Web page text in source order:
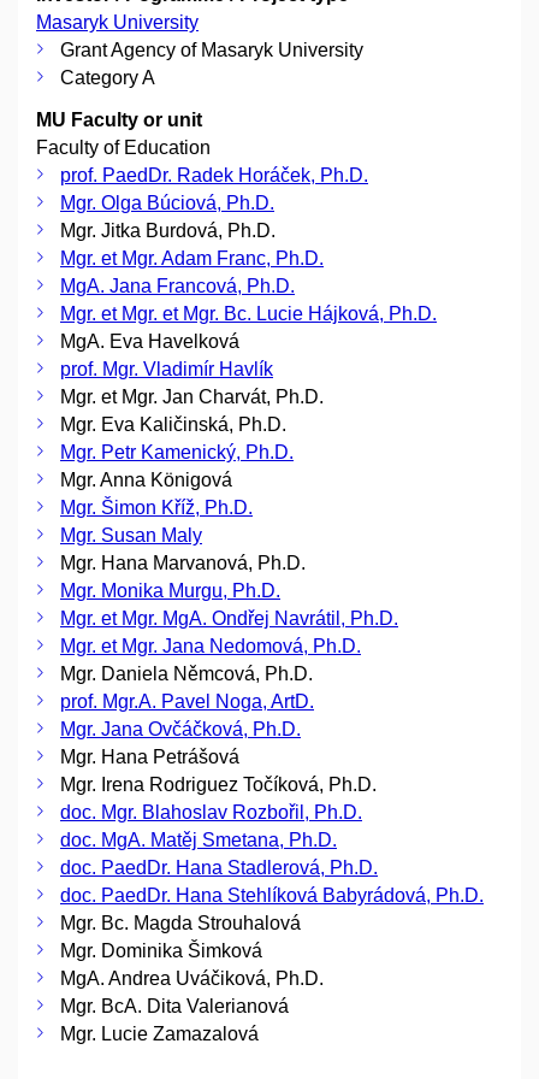
Masaryk University
Grant Agency of Masaryk University
Category A
MU Faculty or unit
Faculty of Education
prof. PaedDr. Radek Horáček, Ph.D.
Mgr. Olga Búciová, Ph.D.
Mgr. Jitka Burdová, Ph.D.
Mgr. et Mgr. Adam Franc, Ph.D.
MgA. Jana Francová, Ph.D.
Mgr. et Mgr. et Mgr. Bc. Lucie Hájková, Ph.D.
MgA. Eva Havelková
prof. Mgr. Vladimír Havlík
Mgr. et Mgr. Jan Charvát, Ph.D.
Mgr. Eva Kaličinská, Ph.D.
Mgr. Petr Kamenický, Ph.D.
Mgr. Anna Königová
Mgr. Šimon Kříž, Ph.D.
Mgr. Susan Maly
Mgr. Hana Marvanová, Ph.D.
Mgr. Monika Murgu, Ph.D.
Mgr. et Mgr. MgA. Ondřej Navrátil, Ph.D.
Mgr. et Mgr. Jana Nedomová, Ph.D.
Mgr. Daniela Němcová, Ph.D.
prof. Mgr.A. Pavel Noga, ArtD.
Mgr. Jana Ovčáčková, Ph.D.
Mgr. Hana Petrášová
Mgr. Irena Rodriguez Točíková, Ph.D.
doc. Mgr. Blahoslav Rozbořil, Ph.D.
doc. MgA. Matěj Smetana, Ph.D.
doc. PaedDr. Hana Stadlerová, Ph.D.
doc. PaedDr. Hana Stehlíková Babyrádová, Ph.D.
Mgr. Bc. Magda Strouhalová
Mgr. Dominika Šimková
MgA. Andrea Uváčiková, Ph.D.
Mgr. BcA. Dita Valerianová
Mgr. Lucie Zamazalová